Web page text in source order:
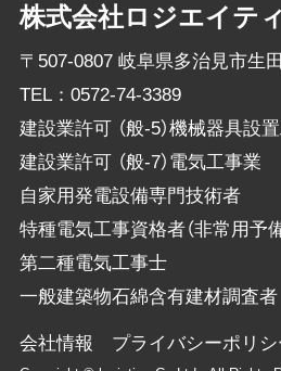
株式会社ロジエイテ
〒507-0807 岐阜県多治見市生
TEL： 0572-74-3389
建設業許可 （般-5）機械器具設
建設業許可 （般-7）電気工事業
自家用発電設備専門技術者
特種電気工事資格者（非常用予
第二種電気工事士
一般建築物石綿含有建材調査者
会社情報 プライバシーポリシ